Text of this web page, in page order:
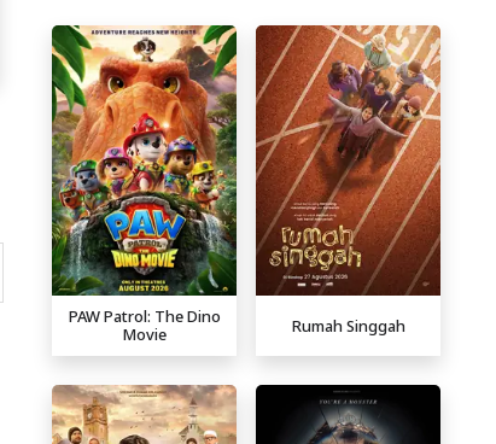
PAW Patrol: The Dino
Movie
Rumah Singgah